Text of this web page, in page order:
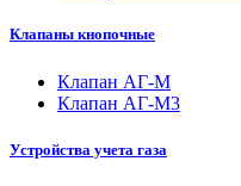
Клапаны кнопочные
Клапан АГ-М
Клапан АГ-М3
Устройства учета газа